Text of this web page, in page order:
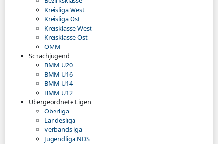
Kreisliga West
Kreisliga Ost
Kreisklasse West
Kreisklasse Ost
OMM
Schachjugend
BMM U20
BMM U16
BMM U14
BMM U12
Übergeordnete Ligen
Oberliga
Landesliga
Verbandsliga
Jugendliga NDS